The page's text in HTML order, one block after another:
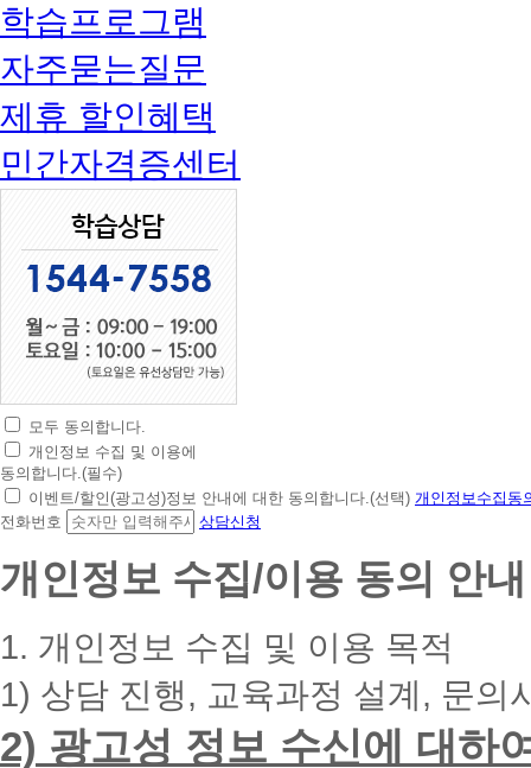
학습프로그램
자주묻는질문
제휴 할인혜택
민간자격증센터
초
간
편
상
담
청
대
폰
입
력
모두 동의합니다.
개인정보 수집 및 이용에
동의합니다.(필수)
이벤트/할인(광고성)정보 안내에 대한 동의합니다.(선택) 개인정보수집동
전화번호
상담신청
개인정보 수집/이용 동의 안내
1. 개인정보 수집 및 이용 목적
1) 상담 진행, 교육과정 설계, 문의
2) 광고성 정보 수신에 대하